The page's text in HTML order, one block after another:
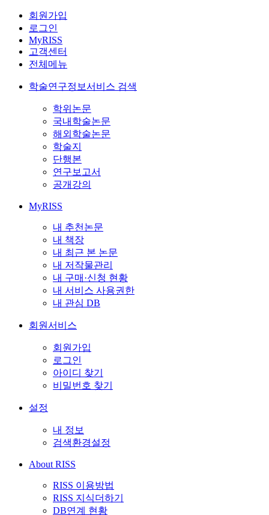
회원가입
로그인
MyRISS
고객센터
전체메뉴
학술연구정보서비스 검색
학위논문
국내학술논문
해외학술논문
학술지
단행본
연구보고서
공개강의
MyRISS
내 추천논문
내 책장
내 최근 본 논문
내 저작물관리
내 구매·신청 현황
내 서비스 사용권한
내 관심 DB
회원서비스
회원가입
로그인
아이디 찾기
비밀번호 찾기
설정
내 정보
검색환경설정
About RISS
RISS 이용방법
RISS 지식더하기
DB연계 현황